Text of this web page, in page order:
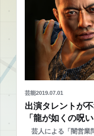
芸能2019.07.01
出演タレントが
「龍が如くの呪
芸人による「闇営業